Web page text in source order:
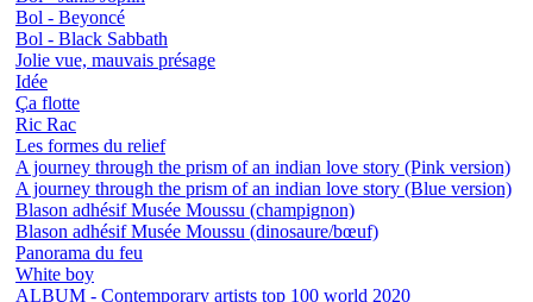
Bol - Beyoncé
Bol - Black Sabbath
Jolie vue, mauvais présage
Idée
Ça flotte
Ric Rac
Les formes du relief
A journey through the prism of an indian love story (Pink version)
A journey through the prism of an indian love story (Blue version)
Blason adhésif Musée Moussu (champignon)
Blason adhésif Musée Moussu (dinosaure/bœuf)
Panorama du feu
White boy
ALBUM - Contemporary artists top 100 world 2020